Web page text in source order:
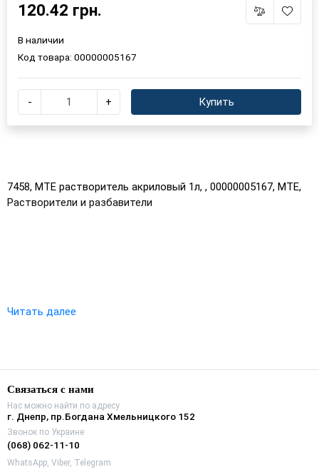
×
7458, МТЕ растворитель акриловый 1л, , 00000005167, МТЕ,
Растворители и разбавители
Читать далее
120.42 грн.
В наличии
Код товара: 00000005167
- + Купить
Связаться с нами
Нас можно найти по адресу
г. Днепр, пр.Богдана Хмельницкого 152
Звонок по Украине
(068) 062-11-10
WhatsApp, Viber, Telegram